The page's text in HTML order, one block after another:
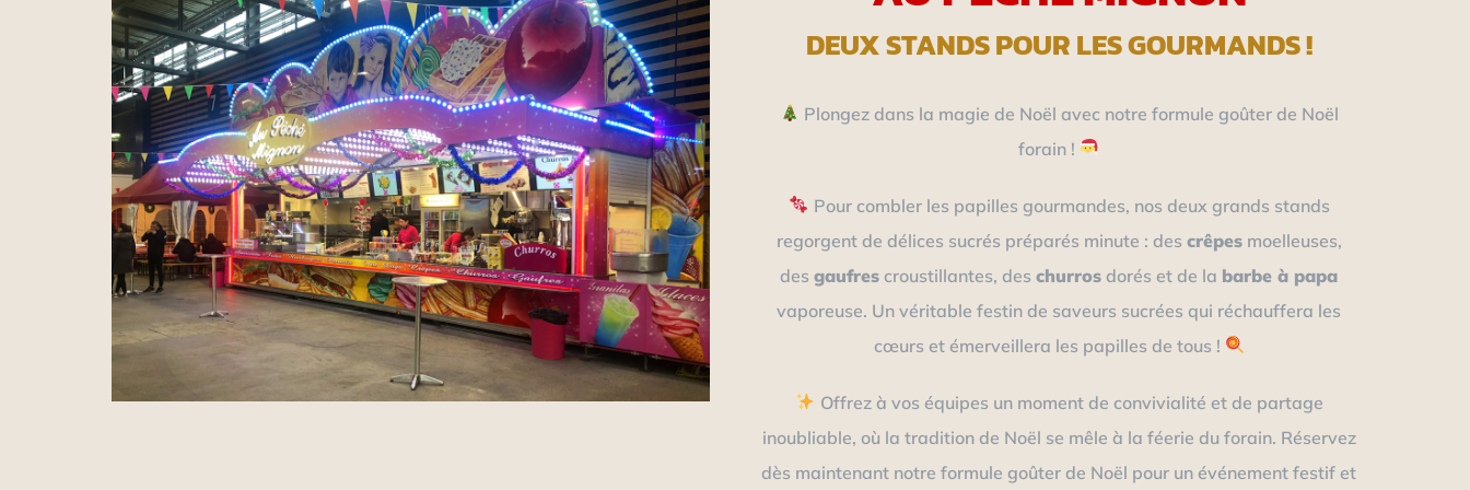
DEUX STANDS POUR LES GOURMANDS !
Plongez dans la magie de Noël avec notre formule goûter de Noël
forain !
Pour combler les papilles gourmandes, nos deux grands stands
regorgent de délices sucrés préparés minute : des crêpesmoelleuses,
desgaufres croustillantes, deschurros dorés et de la barbe à papa
vaporeuse. Un véritable festin de saveurs sucrées qui réchauffera les
cœurs et émerveillera les papilles de tous !
Offrez à vos équipes un moment de convivialité et de partage
inoubliable, où la tradition de Noël se mêle à la féerie du forain. Réservez
dès maintenant notre formule goûter de Noël pour un événement festif et